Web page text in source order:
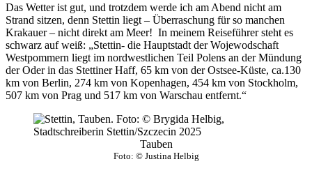
Das Wetter ist gut, und trotzdem werde ich am Abend nicht am
Strand sitzen, denn Stettin liegt – Überraschung für so manchen
Krakauer – nicht direkt am Meer! In meinem Reiseführer steht es
schwarz auf weiß: „Stettin- die Hauptstadt der Wojewodschaft
Westpommern liegt im nordwestlichen Teil Polens an der Mündung
der Oder in das Stettiner Haff, 65 km von der Ostsee-Küste, ca.130
km von Berlin, 274 km von Kopenhagen, 454 km von Stockholm,
507 km von Prag und 517 km von Warschau entfernt.“
Tauben
Foto: © Justina Helbig